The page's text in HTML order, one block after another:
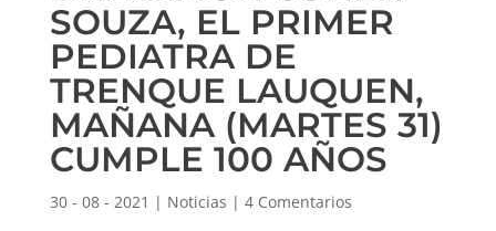
SOUZA, EL PRIMER
PEDIATRA DE
TRENQUE LAUQUEN,
MAÑANA (MARTES 31)
CUMPLE 100 AÑOS
30 - 08 - 2021 | Noticias | 4 Comentarios